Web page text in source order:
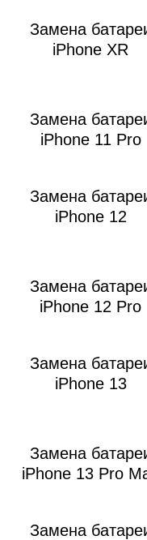
Замена
iPhone XR
Замена
iPhone 11 Pro
Замена
iPhone 12
Замена
iPhone 12 Pro
Замена
iPhone 13
Замена
iPhone 13 Pro
Замена